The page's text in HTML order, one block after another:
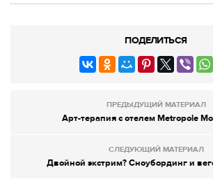
ПОДЕЛИТЬСЯ
ПРЕДЫДУЩИЙ МАТЕРИАЛ
Арт-терапия с отелем Metropole
СЛЕДУЮЩИЙ МАТЕРИАЛ
Двойной экстрим? Сноубординг и